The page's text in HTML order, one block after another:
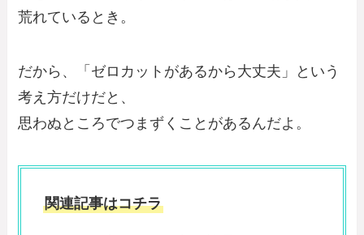
荒れているとき。
だから、「ゼロカットがあるから大丈夫」という
考え方だけだと、
思わぬところでつまずくことがあるんだよ。
関連記事はコチラ